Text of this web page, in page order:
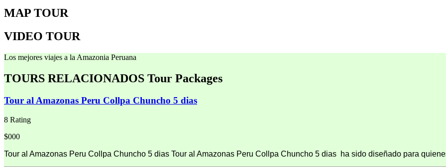
MAP TOUR
VIDEO TOUR
Los mejores viajes a la Amazonia Peruana
TOURS RELACIONADOS Tour Packages
Tour al Amazonas Peru Collpa Chuncho 5 dias
8 Rating
$000
Tour al Amazonas Peru Collpa Chuncho 5 dias Tour al Amazonas Peru Collpa Chuncho 5 dias ha sido diseñado para